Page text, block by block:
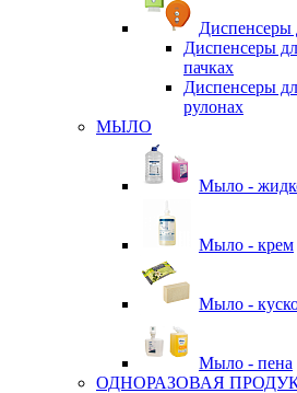
Диспенсеры
Диспенсеры
пачках
Диспенсеры
рулонах
МЫЛО
Мыло -
Мыло - крем
Мыло -
Мыло - пена
ОДНОРАЗОВАЯ